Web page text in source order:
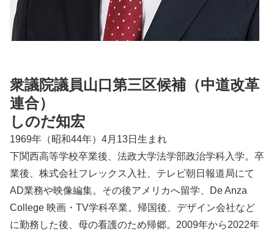
衆議院議員山口第三区候補（中道改革
連合）
しのだ知宏
1969年（昭和44年）4月13日生まれ
下関西高等学校卒業後、法政大学法学部政治学科入学。卒
業後、株式会社フレックス入社、テレビ朝日報道局にて
AD業務や映像編集。その後アメリカへ留学、De Anza
College 映画・TV学科卒業。帰国後、デザイン会社など
に勤務した後、母の看護のため帰郷。2009年から2022年